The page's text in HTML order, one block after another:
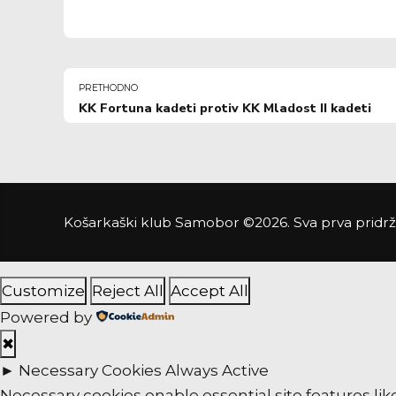
PRETHODNO
KK Fortuna kadeti protiv KK Mladost II kadeti
Košarkaški klub Samobor ©2026. Sva prva
Customize Reject All
Accept All
Powered by
✖
► Necessary Cookies Always Active